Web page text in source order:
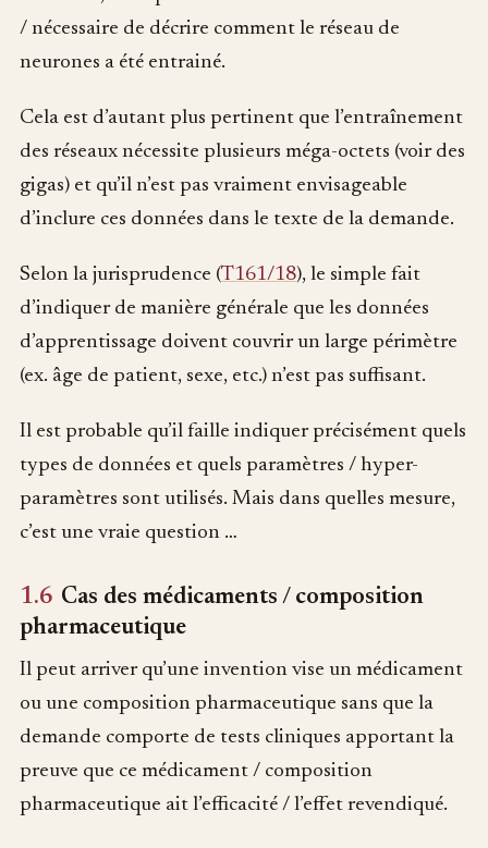
/ nécessaire de décrire comment le réseau de
neurones a été entrainé.
Cela est d’autant plus pertinent que l’entraînement
des réseaux nécessite plusieurs méga-octets (voir des
gigas) et qu’il n’est pas vraiment envisageable
d’inclure ces données dans le texte de la demande.
Selon la jurisprudence (T161/18), le simple fait
d’indiquer de manière générale que les données
d’apprentissage doivent couvrir un large périmètre
(ex. âge de patient, sexe, etc.) n’est pas suffisant.
Il est probable qu’il faille indiquer précisément quels
types de données et quels paramètres / hyper-
paramètres sont utilisés. Mais dans quelles mesure,
c’est une vraie question …
1.6 Cas des médicaments / composition
pharmaceutique
Il peut arriver qu’une invention vise un médicament
ou une composition pharmaceutique sans que la
demande comporte de tests cliniques apportant la
preuve que ce médicament / composition
pharmaceutique ait l’efficacité / l’effet revendiqué.